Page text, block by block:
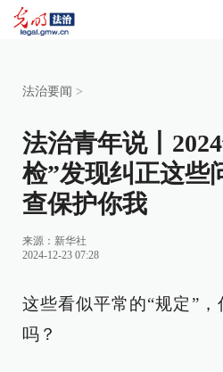
法治要闻 >
法治青年说丨
检”发现纠正这些
查保护你我
来源： 新华社
2024-12-23 07:28
这些看似平常的“规定”
吗？